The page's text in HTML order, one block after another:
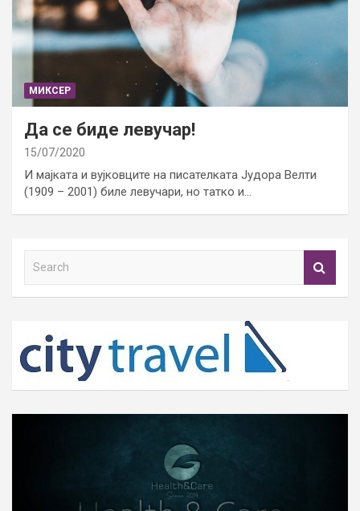
МИКСЕР
Да се биде левучар!
15/07/2020
И мајката и вујковците на писателката Јудора Велти
(1909 – 2001) биле левучари, но татко и…
h